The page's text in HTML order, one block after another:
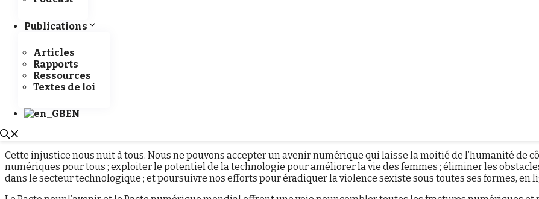
Publications
Articles
Rapports
Ressources
Textes de loi
EN
Cette Journée mondiale des télécommunications et de la société de l’information marque le 160e
télécommunications.
Du télégraphe à la radio, d’Internet à l’intelligence artificielle, la technologie a transformé notre façon de vivre, de
profondément inégaux. L’accent mis cette année sur l’égalité des sexes dans la transformation numérique est à la fois
Partout dans le monde, les biais algorithmiques renforcent de vieux préjugés. Le harcèlement et les abus en ligne
les mathématiques.
Cette injustice nous nuit à tous. Nous ne pouvons accepter un avenir numérique qui laisse la moitié de l’humanité de
numériques pour tous ; exploiter le potentiel de la technologie pour améliorer la vie des femmes ; éliminer les
dans le secteur technologique ; et poursuivre nos efforts pour éradiquer la violence sexiste sous toutes ses formes, en